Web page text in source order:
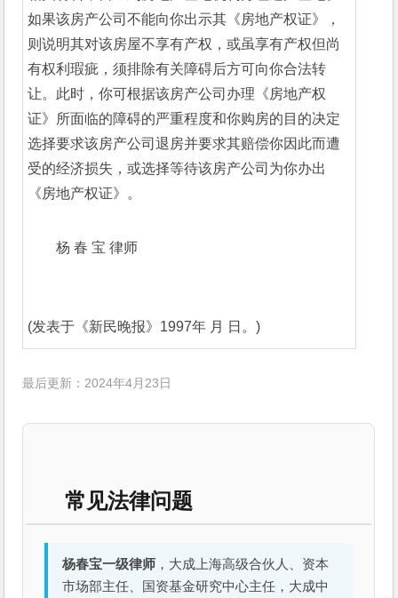
如果该房产公司不能向你出示其《房地产权证》，
则说明其对该房屋不享有产权，或虽享有产权但尚
有权利瑕疵，须排除有关障碍后方可向你合法转
让。此时，你可根据该房产公司办理《房地产权
证》所面临的障碍的严重程度和你购房的目的决定
选择要求该房产公司退房并要求其赔偿你因此而遭
受的经济损失，或选择等待该房产公司为你办出
《房地产权证》。
杨 春 宝 律师
(发表于《新民晚报》1997年 月 日。)
最后更新：2024年4月23日
常见法律问题
杨春宝一级律师 ，大成上海高级合伙人、资本
市场部主任、国资基金研究中心主任，大成中